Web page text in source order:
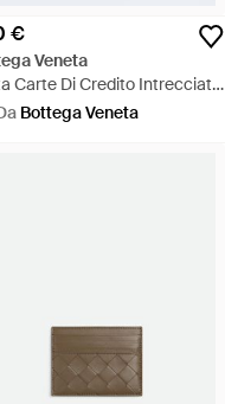
€
Veneta
Carte Di Credito Intrecciato
Bottega Veneta